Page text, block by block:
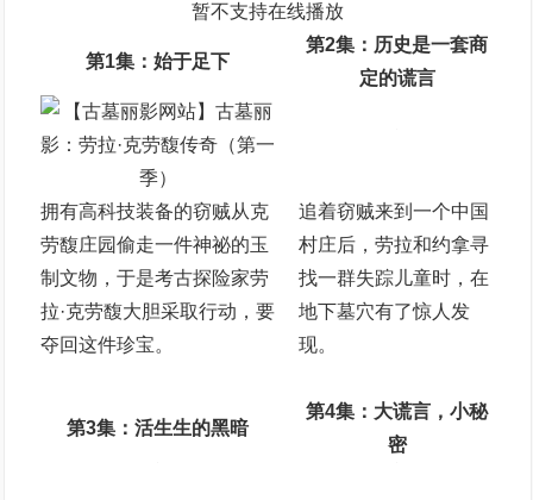
暂不支持在线播放
第1集：始于足下
第2集：历史是一套商
定的谎言
拥有高科技装备的窃贼从克
劳馥庄园偷走一件神祕的玉
制文物，于是考古探险家劳
拉·克劳馥大胆采取行动，要
夺回这件珍宝。
追着窃贼来到一个中国
村庄后，劳拉和约拿寻
找一群失踪儿童时，在
地下墓穴有了惊人发
现。
第3集：活生生的黑暗
第4集：大谎言，小秘
密